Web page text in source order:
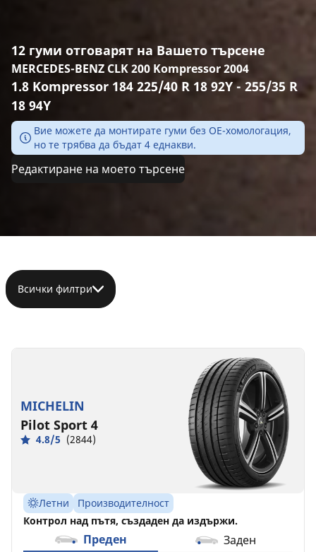
12 гуми отговарят на Вашето търсене
MERCEDES-BENZ CLK 200 Kompressor 2004
1.8 Kompressor 184 225/40 R 18 92Y - 255/35 R
18 94Y
Вие можете да монтирате гуми без ОЕ-хомологация,
но те трябва да бъдат 4 еднакви.
Редактиране на моето търсене
Всички филтри
MICHELIN
Pilot Sport 4
4.8/5 (2844)
Летни
Производителност
Контрол над пътя, създаден да издържи.
Преден Заден
D
A
C
B
C
A